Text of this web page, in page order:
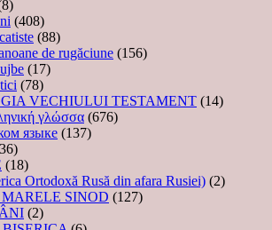
(408)
(88)
de rugăciune (156)
(17)
(78)
VECHIULUI TESTAMENT (14)
γλώσσα (676)
языке (137)
(18)
Ortodoxă Rusă din afara Rusiei) (2)
SINOD (127)
(2)